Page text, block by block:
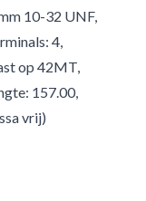
10-32 UNF,
4,
op 42MT,
157.00,
vrij)